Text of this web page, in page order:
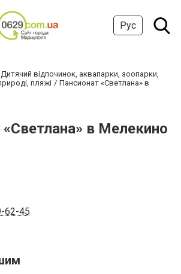
Рус
Дитячий відпочинок, аквапарки, зоопарки,
пляжі
Пансионат «Светлана» в
в Мелекино
62-45